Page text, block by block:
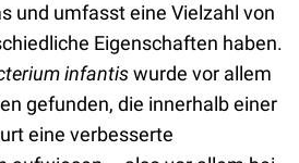
und umfasst eine Vielzahl von
Eigenschaften haben.
infantiswurde vor allem
gefunden, die innerhalb einer
eine verbesserte